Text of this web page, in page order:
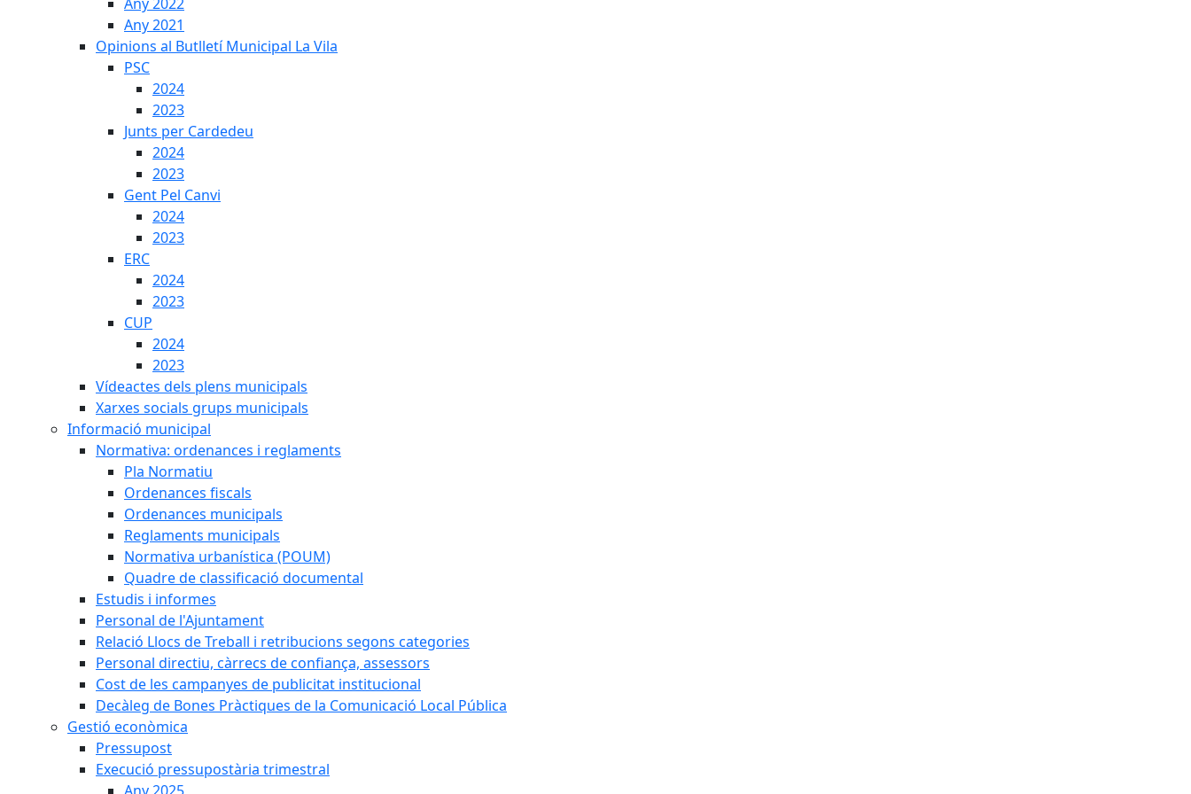
Any 2021
Opinions al Butlletí Municipal La Vila
PSC
2024
2023
Junts per Cardedeu
2024
2023
Gent Pel Canvi
2024
2023
ERC
2024
2023
CUP
2024
2023
Vídeactes dels plens municipals
Xarxes socials grups municipals
Informació municipal
Normativa: ordenances i reglaments
Pla Normatiu
Ordenances fiscals
Ordenances municipals
Reglaments municipals
Normativa urbanística (POUM)
Quadre de classificació documental
Estudis i informes
Personal de l'Ajuntament
Relació Llocs de Treball i retribucions segons categories
Personal directiu, càrrecs de confiança, assessors
Cost de les campanyes de publicitat institucional
Decàleg de Bones Pràctiques de la Comunicació Local Pública
Gestió econòmica
Pressupost
Execució pressupostària trimestral